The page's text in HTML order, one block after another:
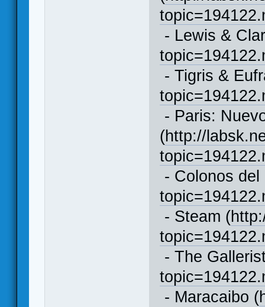
- Lewis &
- Tigris &
- Paris:
(http://
- Colonos del
- Steam (
- The
- Maracaibo (